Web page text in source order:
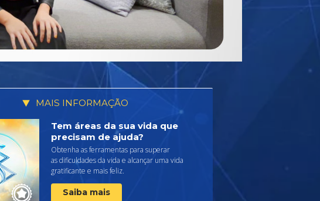
MAIS INFORMAÇÃO
Tem áreas da sua vida que
precisam de ajuda?
Obtenha as ferramentas para superar
as dificuldades da vida e alcançar uma vida
gratificante e mais feliz.
Saiba mais